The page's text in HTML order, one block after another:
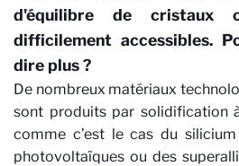
d'équilibre de cristaux
difficilement accessibles.
dire plus ?
De nombreux matériaux
sont produits par solidification
comme c’est le cas du
photovoltaïques ou des